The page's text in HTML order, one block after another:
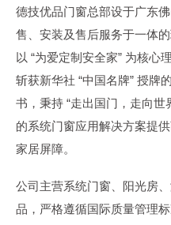
德技优品门窗总部设于广东
售、安装及售后服务于一体
以 “为爱定制安全家” 为核心
斩获新华社 “中国名牌” 授牌
书，秉持 “走出国门，走向
的系统门窗应用解决方案提
家居屏障。
公司主营系统门窗、阳光房
品，严格遵循国际质量管理